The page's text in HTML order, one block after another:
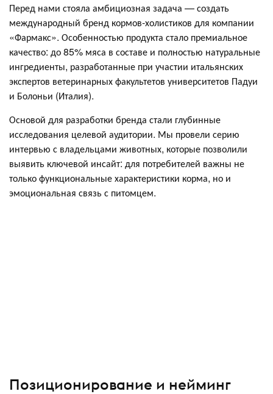
Перед нами стояла амбициозная задача — создать
международный бренд кормов-холистиков для компании
«Фармакс». Особенностью продукта стало премиальное
качество: до 85% мяса в составе и полностью натуральные
ингредиенты, разработанные при участии итальянских
экспертов ветеринарных факультетов университетов Падуи
и Болоньи (Италия).
Основой для разработки бренда стали глубинные
исследования целевой аудитории. Мы провели серию
интервью с владельцами животных, которые позволили
выявить ключевой инсайт: для потребителей важны не
только функциональные характеристики корма, но и
эмоциональная связь с питомцем.
Позиционирование и нейминг